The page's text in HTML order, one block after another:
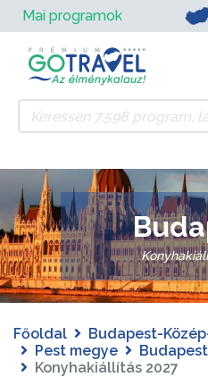
Mai programok
Főoldal
Budapest-
Pest megye
Budapest
Konyhakiállítás 2027